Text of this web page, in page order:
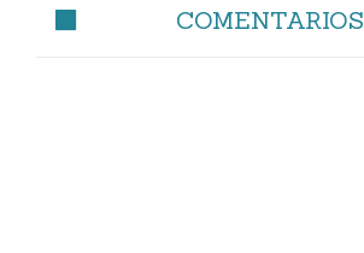
COMENTARIOS